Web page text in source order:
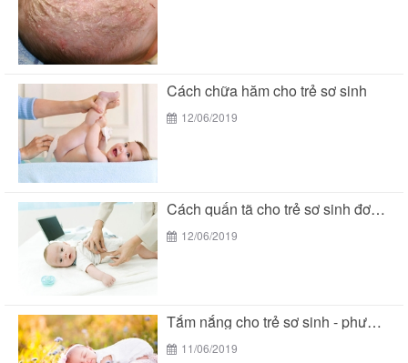
Cách chữa hăm cho trẻ sơ sinh
12/06/2019
Cách quấn tã cho trẻ sơ sinh đơn giản...
12/06/2019
Tắm nắng cho trẻ sơ sinh - phương pháp...
11/06/2019